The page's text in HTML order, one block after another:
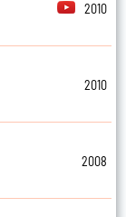
2010
2010
2008